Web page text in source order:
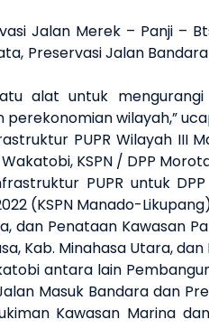
Jalan Merek – Panji –
Preservasi Jalan
alat untuk
wilayah,”
PUPR Wilayah III
KSPN / DPP
PUPR untuk
(KSPN Manado-
dan Penataan Kawasan
Kab. Minahasa Utara,
antara lain
Masuk Bandara dan
Kawasan Marina